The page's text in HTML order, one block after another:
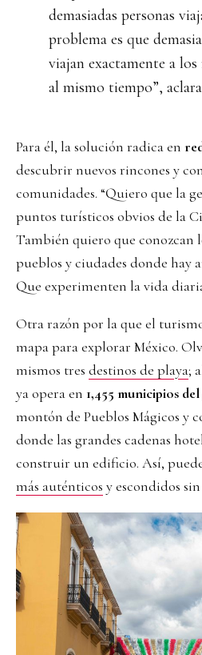
demasiadas personas
problema es que
viajan exactamente a
al mismo tiempo”,
Para él, la solución radica en
descubrir nuevos rincones y
comunidades. “Quiero que la
puntos turísticos obvios de la
También quiero que conozcan
pueblos y ciudades donde hay
Que experimenten la vida
Otra razón por la que el
mapa para explorar México.
mismos tres destinos de playa;
ya opera en 1,455 municipios
montón de Pueblos Mágicos y
donde las grandes cadenas
construir un edificio. Así,
más auténticos y escondidos